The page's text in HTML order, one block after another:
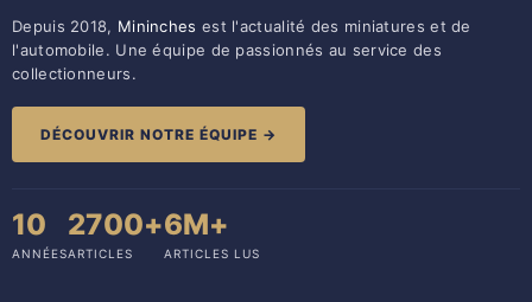
Depuis 2018, Mininches est l'actualité des miniatures et de
l'automobile. Une équipe de passionnés au service des
collectionneurs.
DÉCOUVRIR NOTRE ÉQUIPE →
10
ANNÉES
2700+
ARTICLES
6M+
ARTICLES LUS